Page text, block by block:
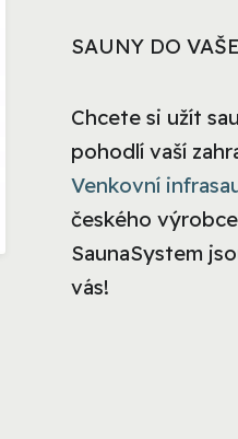
SAUNY DO
Chcete si užít
pohodlí vaší
Venkovní
českého výrobce
SaunaSystem
vás!